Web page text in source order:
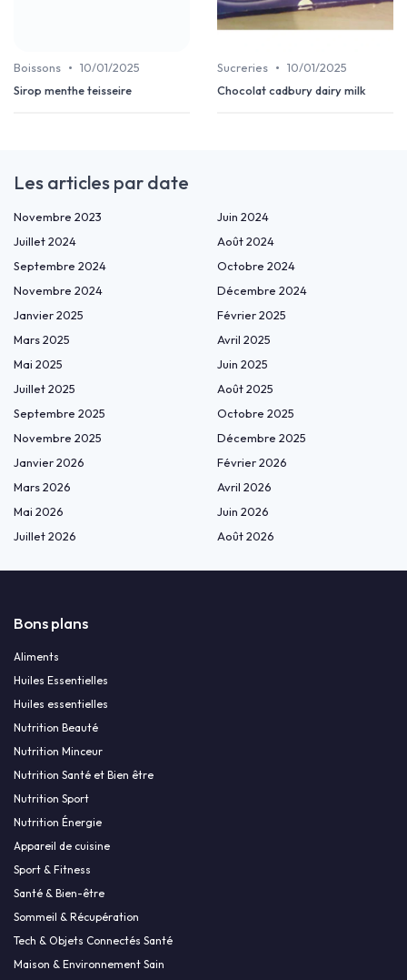
Boissons • 10/01/2025
Sirop menthe teisseire
Sucreries • 10/01/2025
Chocolat cadbury dairy milk
Les articles par date
Novembre 2023
Juin 2024
Juillet 2024
Août 2024
Septembre 2024
Octobre 2024
Novembre 2024
Décembre 2024
Janvier 2025
Février 2025
Mars 2025
Avril 2025
Mai 2025
Juin 2025
Juillet 2025
Août 2025
Septembre 2025
Octobre 2025
Novembre 2025
Décembre 2025
Janvier 2026
Février 2026
Mars 2026
Avril 2026
Mai 2026
Juin 2026
Juillet 2026
Août 2026
Bons plans
Aliments
Huiles Essentielles
Huiles essentielles
Nutrition Beauté
Nutrition Minceur
Nutrition Santé et Bien être
Nutrition Sport
Nutrition Énergie
Appareil de cuisine
Sport & Fitness
Santé & Bien-être
Sommeil & Récupération
Tech & Objets Connectés Santé
Maison & Environnement Sain